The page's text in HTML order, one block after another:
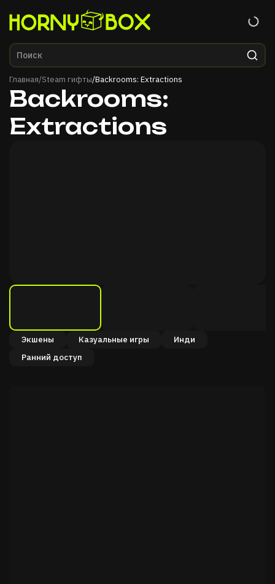
Главная/Steam гифты/Backrooms: Extractions
Backrooms:
Extractions
Экшены Казуальные игры
Инди
Ранний доступ